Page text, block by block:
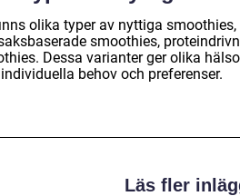
olika typer av nyttiga
smoothies,
Dessa varianter ger olika
behov och preferenser.
Läs fler